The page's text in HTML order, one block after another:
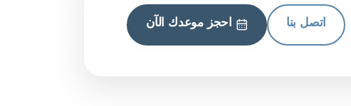
اتصل بنا احجز موعدك الآن